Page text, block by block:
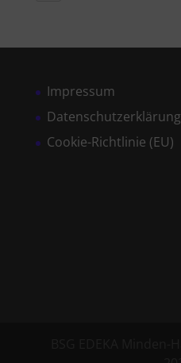
Impressum
Datenschutzerklärung
Cookie-Richtlinie (EU)